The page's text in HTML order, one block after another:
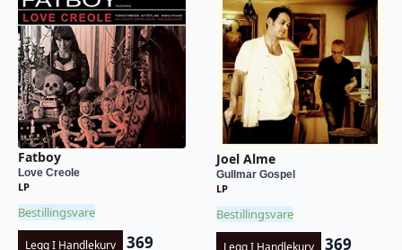
Fatboy
Love Creole
LP
Bestillingsvare
Legg I Handlekurv 369
Joel Alme
Gullmar Gospel
LP
Bestillingsvare
Legg I Handlekurv 369